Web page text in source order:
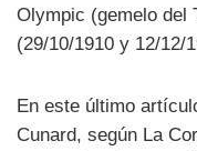
Olympic (gemelo del
(29/10/1910 y 12/12/
En este último
Cunard, según La